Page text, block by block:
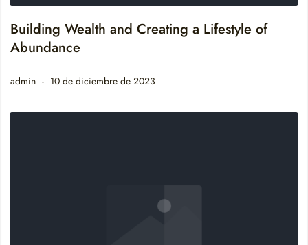
Building Wealth and Creating a Lifestyle of
Abundance
admin 10 de diciembre de 2023